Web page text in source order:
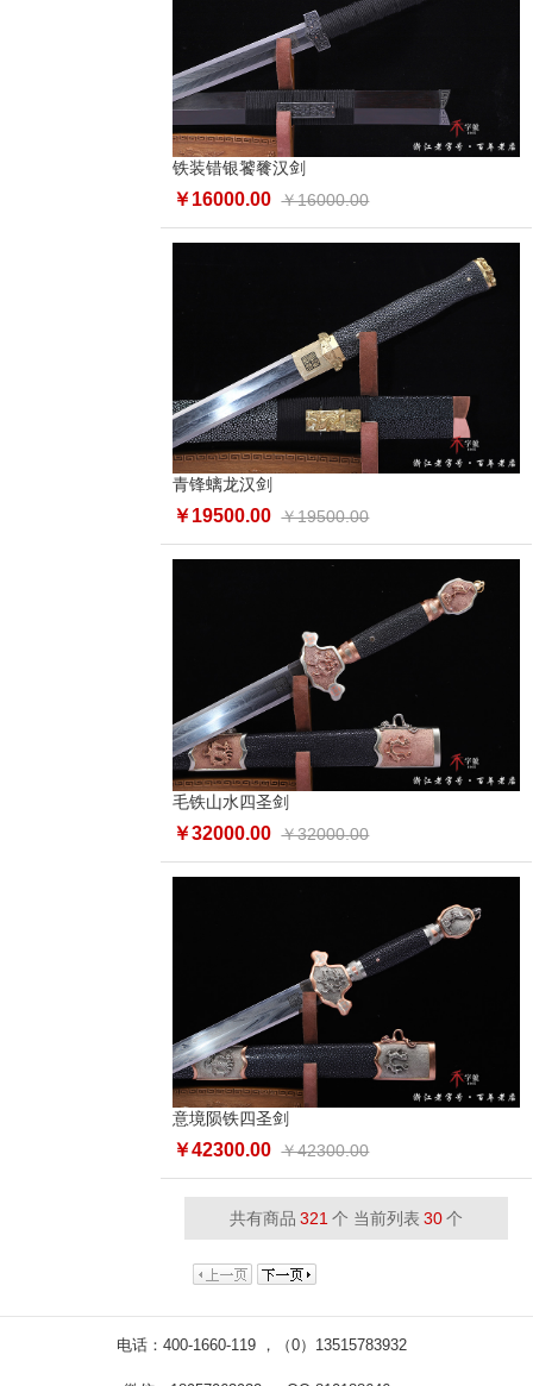
铁装错银饕餮汉剑
￥16000.00 ￥16000.00
青锋螭龙汉剑
￥19500.00 ￥19500.00
毛铁山水四圣剑
￥32000.00 ￥32000.00
意境陨铁四圣剑
￥42300.00 ￥42300.00
共有商品 321 个 当前列表 30 个
电话：400-1660-119 ，（0）13515783932